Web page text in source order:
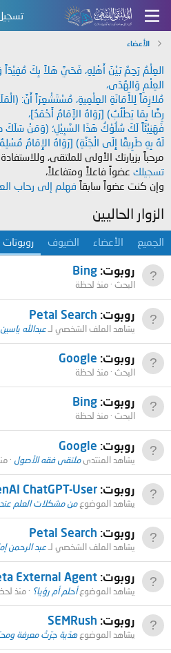
الأعضاء
العِلْمُ رَحِمٌ بَيْنَ أَهْلِهِ، فَحَيَّ هَلاً بِكَ
العِلْمِ وَالهُدَى،
مُلازِمَاً لِلأَمَانَةِ العِلْمِيةِ، مُسْتَشْعِرَاً أَنَّ:
رِضًا بِمَا يَطْلُبُ) [رَوَاهُ الإَمَامُ أَحْمَدُ]،
فَهَنِيْئَاً لَكَ سُلُوْكُ هَذَا السَّبِيْلِ؛ (وَمَنْ سَلَكَ
لَهُ بِهِ طَرِيقًا إِلَى الْجَنَّةِ) [رَوَاهُ الإِمَامُ
مرحباً بزيارتك الأولى للملتقى،
تسجيلك عضواً فاعلاً ومتفاعلاً،
وإن كنت عضواً سابقاً فهلم إلى رحاب
الزوار الحاليين
الجميع الأعضاء الضيوف
روبوت: Bing
البحث منذ لحظة
روبوت: Petal Search
يشاهد الملف الشخصي لـ عبدالله
روبوت: Google
البحث منذ لحظة
روبوت: Bing
البحث منذ لحظة
روبوت: Google
يشاهد المنتدىملتقى فقه الأصول
روبوت: ChatGPT-User
يشاهد الموضوعمن مشكلات العلم عند
روبوت: Petal Search
يشاهد الملف الشخصي لـ عبد الرحمن
روبوت: External Agent
يشاهد الموضوعأحلم أم رؤيا؟ منذ
روبوت: SEMRush
يشاهد الموضوعهدّية جرّتْ معرفة